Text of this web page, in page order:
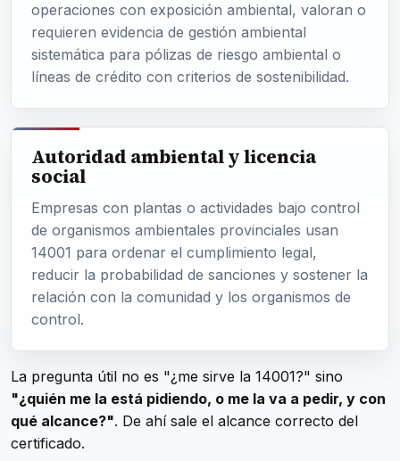
operaciones con exposición ambiental, valoran o
requieren evidencia de gestión ambiental
sistemática para pólizas de riesgo ambiental o
líneas de crédito con criterios de sostenibilidad.
Autoridad ambiental y licencia
social
Empresas con plantas o actividades bajo control
de organismos ambientales provinciales usan
14001 para ordenar el cumplimiento legal,
reducir la probabilidad de sanciones y sostener la
relación con la comunidad y los organismos de
control.
La pregunta útil no es "¿me sirve la 14001?" sino
"¿quién me la está pidiendo, o me la va a pedir, y con
qué alcance?". De ahí sale el alcance correcto del
certificado.